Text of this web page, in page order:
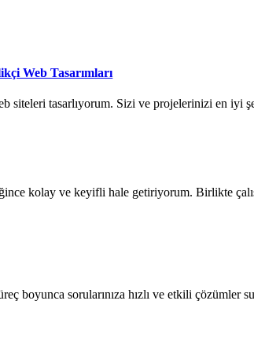
Web Tasarımları
siteleri tasarlıyorum. Sizi ve projelerinizi en iyi
kolay ve keyifli hale getiriyorum. Birlikte
boyunca sorularınıza hızlı ve etkili çözümler